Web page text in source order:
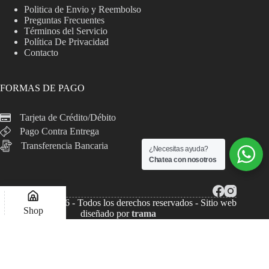
Politica de Envio y Reembolso
Preguntas Frecuentes
Términos del Servicio
Política De Privacidad
Contacto
FORMAS DE PAGO
Tarjeta de Crédito/Débito
Pago Contra Entrega
Transferencia Bancaria
Copyright © 2026 - Todos los derechos reservados - Sitio web
diseñado portrama
¿Necesitas ayuda?
Chatea con nosotros
Shop